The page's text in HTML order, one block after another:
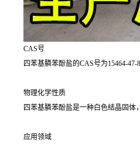
CAS号
四苯基膦苯酚盐的CAS号为15464-
物理化学性质
四苯基膦苯酚盐是一种白色结晶固
应用领域